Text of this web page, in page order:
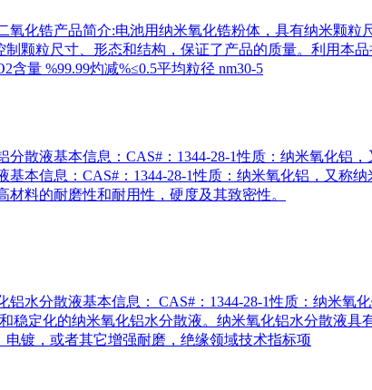
氧化锆产品简介:电池用纳米氧化锆粉体，具有纳米颗
颗粒尺寸、形态和结构，保证了产品的质量。利用本
量 %99.99灼减%≤0.5平均粒径 nm30-5
分散液基本信息：CAS#：1344-28-1性质：纳米氧化铝
基本信息：CAS#：1344-28-1性质：纳米氧化铝，又
料的耐磨性和耐用性，硬度及其致密性。
铝水分散液基本信息： CAS#：1344-28-1性质：纳米氧
稳定化的纳米氧化铝水分散液。纳米氧化铝水分散液
镀，或者其它增强耐磨，绝缘领域技术指标项